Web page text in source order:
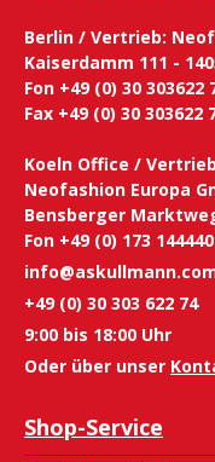
Berlin / Vertrieb:
Kaiserdamm 111 -
Fon +49 (0) 30 303622
Fax +49 (0) 30 303622
Koeln Office /
Neofashion Europa
Bensberger
Fon +49 (0) 173
+49 (0) 30 303 622 74
9:00 bis 18:00 Uhr
Oder über unser
Shop-Service